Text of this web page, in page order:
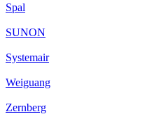
Spal
SUNON
Systemair
Weiguang
Zernberg